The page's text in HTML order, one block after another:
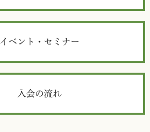
イベント・セミナー
入会の流れ